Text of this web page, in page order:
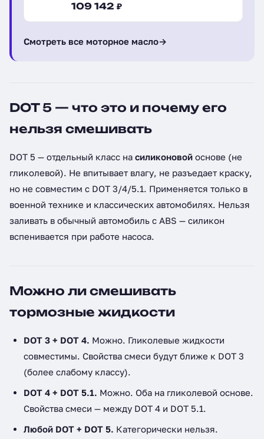
109 142 ₽
Смотреть все моторное масло→
DOT 5 — что это и почему его
нельзя смешивать
DOT 5 — отдельный класс на силиконовой основе (не
гликолевой). Не впитывает влагу, не разъедает краску,
но не совместим с DOT 3/4/5.1. Применяется только в
военной технике и классических автомобилях. Нельзя
заливать в обычный автомобиль с ABS — силикон
вспенивается при работе насоса.
Можно ли смешивать
тормозные жидкости
DOT 3 + DOT 4. Можно. Гликолевые жидкости
совместимы. Свойства смеси будут ближе к DOT 3
(более слабому классу).
DOT 4 + DOT 5.1. Можно. Оба на гликолевой основе.
Свойства смеси — между DOT 4 и DOT 5.1.
Любой DOT + DOT 5. Категорически нельзя.